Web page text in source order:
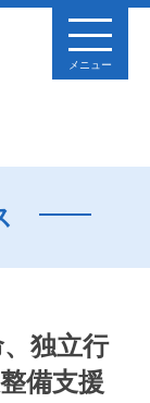
メニュー
独立行
備支援